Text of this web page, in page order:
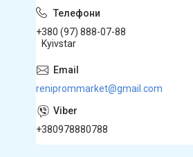
+380 (97) 888-07-88
Kyivstar
reniprommarket@gmail.com
+380978880788